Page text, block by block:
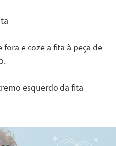
e coze a fita à peça de
esquerdo da fita